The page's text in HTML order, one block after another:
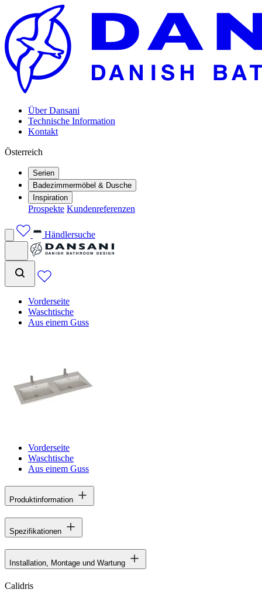
Über Dansani
Technische Information
Kontakt
Österreich
Serien
Badezimmermöbel & Dusche
Inspiration
Prospekte Kundenreferenzen
Händlersuche
Vorderseite
Waschtische
Aus einem Guss
Vorderseite
Waschtische
Aus einem Guss
Produktinformation
Spezifikationen
Installation, Montage und Wartung
Calidris